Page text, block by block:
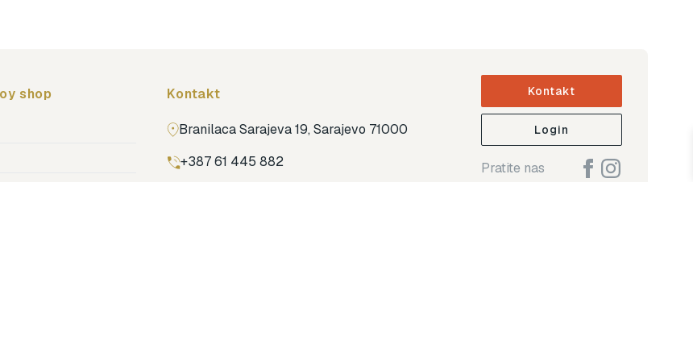
shop Kontakt
Branilaca Sarajeva 19, Sarajevo 71000
+387 61 445 882
Kontakt
Login
Pratite nas